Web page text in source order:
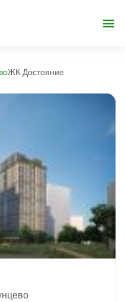
ЖК Достояние